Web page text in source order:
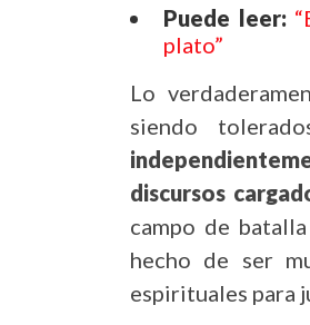
Puede leer:
plato”
Lo
siendo
discursos
campo de
hecho de ser
espirituales para